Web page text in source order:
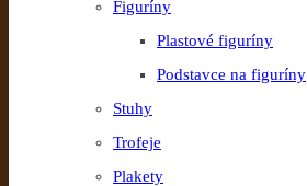
Figuríny
Plastové figuríny
Podstavce na figuríny
Stuhy
Trofeje
Plakety